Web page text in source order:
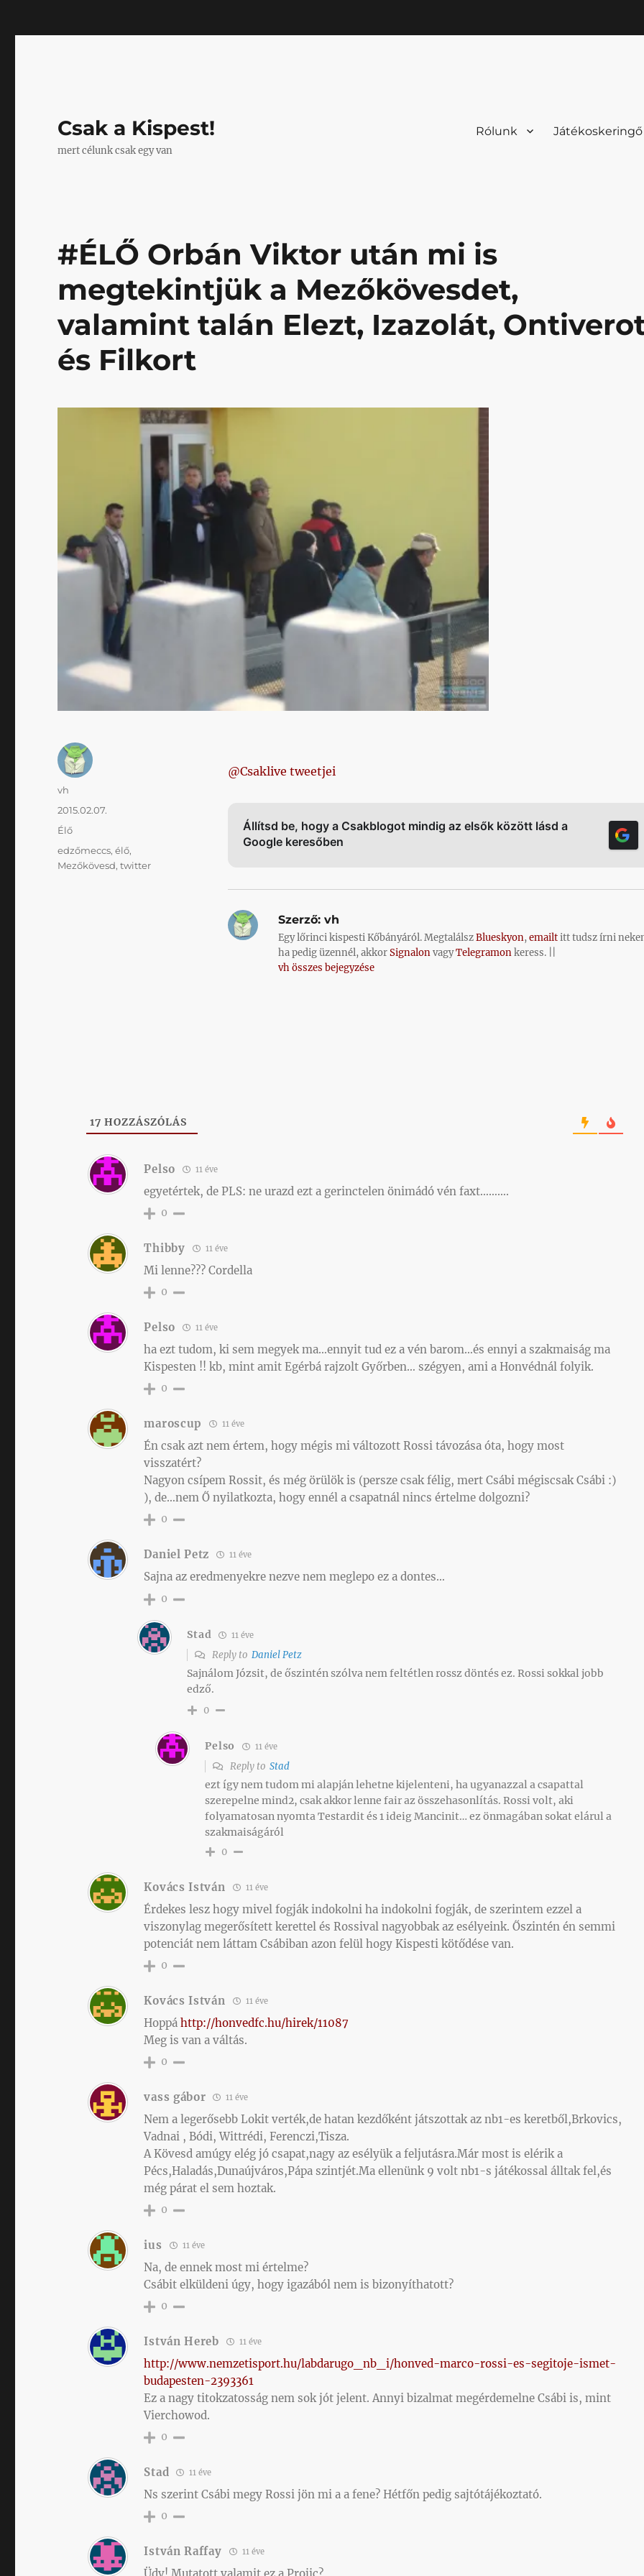
Csak a Kispest!
mert célunk csak egy van
Rólunk Játékoskeringő
#ÉLŐ Orbán Viktor után mi is
megtekintjük a Mezőkövesdet,
valamint talán Elezt, Izazolát,
és Filkort
@Csaklive tweetjei
Állítsd be, hogy a Csakblogot mindig az elsők között lásd a
Google keresőben
Szerző:vh
Egy lőrinci kispesti Kőbányáról. MegtalálszBlueskyon,emailtitt tudsz írni
ha pedig üzennél, akkorSignalonvagyTelegramonkeress. ||
vh összes bejegyzése
Szerző
vh
Közzétéve
2015.02.07.
Kategória
Élő
Címke
edzőmeccs,élő,
Mezőkövesd,twitter
17 HOZZÁSZÓLÁS
Pelso 11 éve
egyetértek, de PLS: ne urazd ezt a gerinctelen önimádó vén faxt……….
0
Thibby 11 éve
Mi lenne??? Cordella
0
Pelso 11 éve
ha ezt tudom, ki sem megyek ma…ennyit tud ez a vén barom…és ennyi a szakmaiság ma
Kispesten !! kb, mint amit Egérbá rajzolt Győrben… szégyen, ami a Honvédnál folyik.
0
maroscup 11 éve
Én csak azt nem értem, hogy mégis mi változott Rossi távozása óta, hogy most
visszatért?
Nagyon csípem Rossit, és még örülök is (persze csak félig, mert Csábi mégiscsak Csábi :)
), de…nem Ő nyilatkozta, hogy ennél a csapatnál nincs értelme dolgozni?
0
Daniel Petz 11 éve
Sajna az eredmenyekre nezve nem meglepo ez a dontes…
0
Stad 11 éve
Reply toDaniel Petz
Sajnálom Józsit, de őszintén szólva nem feltétlen rossz döntés ez. Rossi sokkal jobb
edző.
0
Pelso 11 éve
Reply toStad
ezt így nem tudom mi alapján lehetne kijelenteni, ha ugyanazzal a csapattal
szerepelne mind2, csak akkor lenne fair az összehasonlítás. Rossi volt, aki
folyamatosan nyomta Testardit és 1 ideig Mancinit… ez önmagában sokat elárul a
szakmaiságáról
0
Kovács István 11 éve
Érdekes lesz hogy mivel fogják indokolni ha indokolni fogják, de szerintem ezzel a
viszonylag megerősített kerettel és Rossival nagyobbak az esélyeink. Őszintén én semmi
potenciát nem láttam Csábiban azon felül hogy Kispesti kötődése van.
0
Kovács István 11 éve
Hoppáhttp://honvedfc.hu/hirek/11087
Meg is van a váltás.
0
vass gábor 11 éve
Nem a legerősebb Lokit verték,de hatan kezdőként játszottak az nb1-es keretből,Brkovics,
Vadnai , Bódi, Wittrédi, Ferenczi,Tisza.
A Kövesd amúgy elég jó csapat,nagy az esélyük a feljutásra.Már most is elérik a
Pécs,Haladás,Dunaújváros,Pápa szintjét.Ma ellenünk 9 volt nb1-s játékossal álltak fel,és
még párat el sem hoztak.
0
ius 11 éve
Na, de ennek most mi értelme?
Csábit elküldeni úgy, hogy igazából nem is bizonyíthatott?
0
István Hereb 11 éve
http://www.nemzetisport.hu/labdarugo_nb_i/honved-marco-rossi-es-segitoje-ismet-
budapesten-2393361
Ez a nagy titokzatosság nem sok jót jelent. Annyi bizalmat megérdemelne Csábi is, mint
Vierchowod.
0
Stad 11 éve
Ns szerint Csábi megy Rossi jön mi a a fene? Hétfőn pedig sajtótájékoztató.
0
István Raffay 11 éve